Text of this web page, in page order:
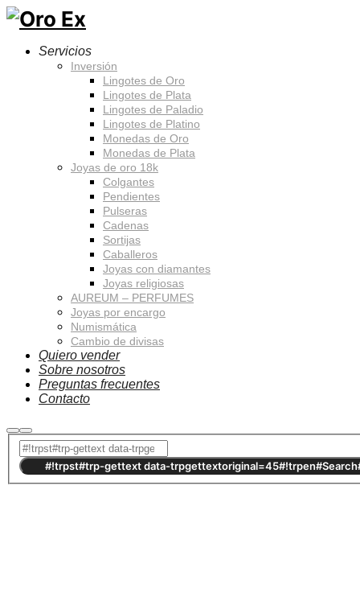
Servicios
Inversión
Lingotes de Oro
Lingotes de Plata
Lingotes de Paladio
Lingotes de Platino
Monedas de Oro
Monedas de Plata
Joyas de oro 18k
Colgantes
Pendientes
Pulseras
Cadenas
Sortijas
Caballeros
Joyas con diamantes
Joyas religiosas
AUREUM – PERFUMES
Joyas por encargo
Numismática
Cambio de divisas
Quiero vender
Sobre nosotros
Preguntas frecuentes
Contacto